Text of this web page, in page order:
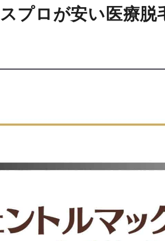
プロが安い医療脱